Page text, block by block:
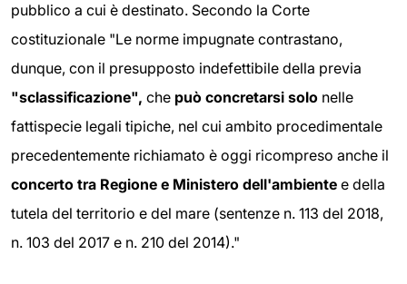
pubblico a cui è destinato. Secondo la Corte
costituzionale "Le norme impugnate contrastano,
dunque, con il presupposto indefettibile della previa
"sclassificazione", che può concretarsi solo nelle
fattispecie legali tipiche, nel cui ambito procedimentale
precedentemente richiamato è oggi ricompreso anche il
concerto tra Regione e Ministero dell'ambiente e della
tutela del territorio e del mare (sentenze n. 113 del 2018,
n. 103 del 2017 e n. 210 del 2014)."